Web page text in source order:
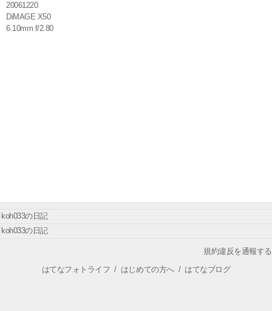
20061220
DiMAGE X50
6.10mm f/2.80
koh033の日記
koh033の日記
規約違反を通報する
はてなフォトライフ / はじめての方へ/ はてなブログ